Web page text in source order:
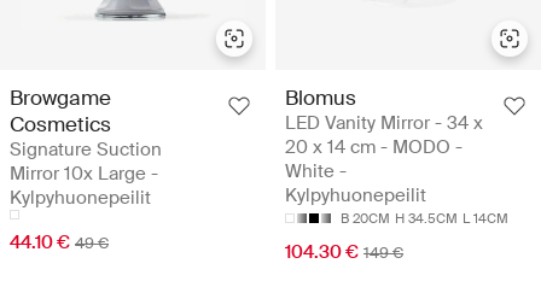
Browgame
Cosmetics
Signature Suction
Mirror 10x Large -
Kylpyhuonepeilit
44.10 € 49 €
Blomus
LED Vanity Mirror - 34 x
20 x 14 cm - MODO -
White -
Kylpyhuonepeilit
B 20CM H 34.5CM L 14CM
104.30 € 149 €